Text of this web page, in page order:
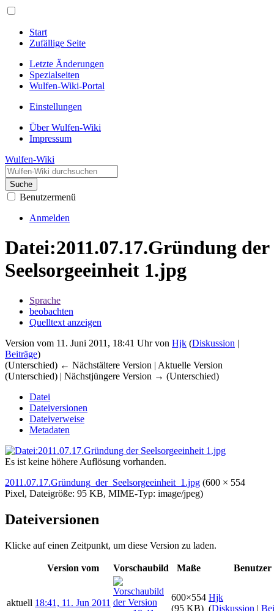
Start
Zufällige Seite
Letzte Änderungen
Spezialseiten
Wulfen-Wiki-Portal
Einstellungen
Über Wulfen-Wiki
Impressum
Wulfen-Wiki
Suche
Benutzermenü
Anmelden
Datei:2011.07.17.Gründung der
Seelsorgeeinheit 1.jpg
Sprache
beobachten
Quelltext anzeigen
Version vom 11. Juni 2011, 18:41 Uhr von Hjk (Diskussion |
Beiträge)
(Unterschied) ← Nächstältere Version | Aktuelle Version
(Unterschied) | Nächstjüngere Version → (Unterschied)
Datei
Dateiversionen
Dateiverweise
Metadaten
Es ist keine höhere Auflösung vorhanden.
2011.07.17.Gründung_der_Seelsorgeeinheit_1.jpg (600 × 554
Pixel, Dateigröße: 95 KB, MIME-Typ: image/jpeg)
Dateiversionen
Klicke auf einen Zeitpunkt, um diese Version zu laden.
Version vom Vorschaubild Maße Benutzer
aktuell 18:41, 11. Jun 2011
600×554
(95 KB)
Hjk
(Diskussion |